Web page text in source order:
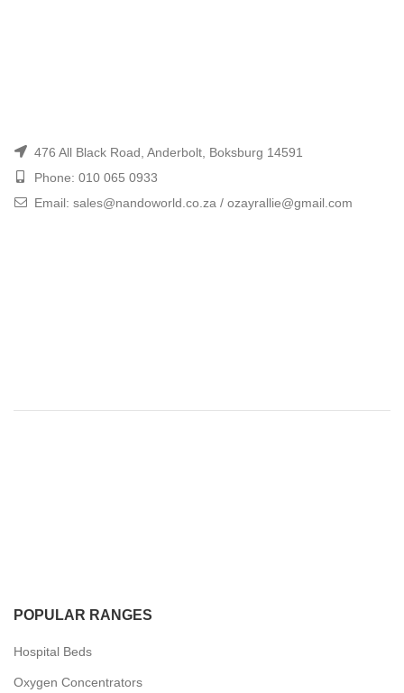
476 All Black Road, Anderbolt, Boksburg 14591
Phone: 010 065 0933
Email: sales@nandoworld.co.za / ozayrallie@gmail.com
POPULAR RANGES
Hospital Beds
Oxygen Concentrators